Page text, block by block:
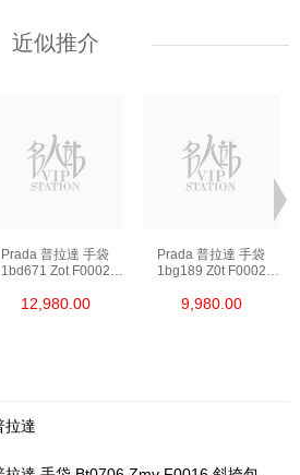
近似推介
Prada 普拉達 手袋
1bd671 Zot F0002
12,980.00
Prada 普拉達 手袋
1bg189 Z0t F0002
9,980.00
拉達